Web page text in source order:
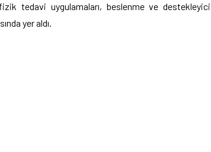
tedavi uygulamaları, beslenme ve destekleyici
yer aldı.